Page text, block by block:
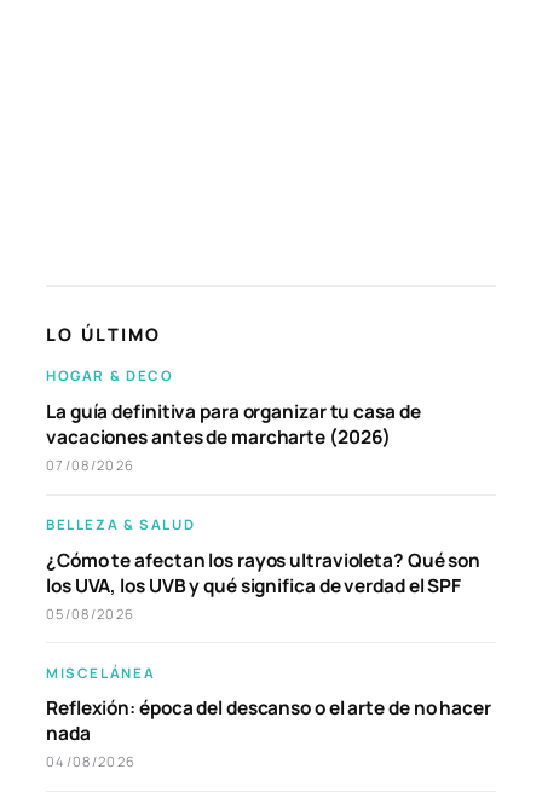
LO ÚLTIMO
HOGAR & DECO
La guía definitiva para organizar tu casa de
vacaciones antes de marcharte (2026)
07/08/2026
BELLEZA & SALUD
¿Cómo te afectan los rayos ultravioleta? Qué son
los UVA, los UVB y qué significa de verdad el SPF
05/08/2026
MISCELÁNEA
Reflexión: época del descanso o el arte de no hacer
nada
04/08/2026